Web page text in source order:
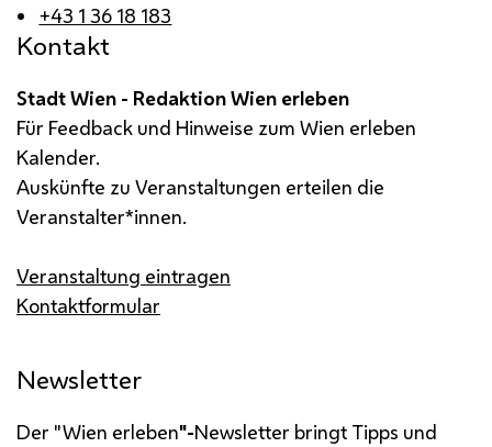
+43 1 36 18 183
Kontakt
Stadt Wien - Redaktion Wien erleben
Für Feedback und Hinweise zum Wien erleben
Kalender.
Auskünfte zu Veranstaltungen erteilen die
Veranstalter*innen.
Veranstaltung eintragen
Kontaktformular
Newsletter
Der "Wien erleben"-Newsletter bringt Tipps und